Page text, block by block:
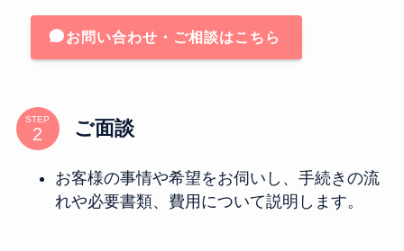
お問い合わせ・ご相談はこちら
STEP ご面談
お客様の事情や希望をお伺いし、手続きの流
れや必要書類、費用について説明します。